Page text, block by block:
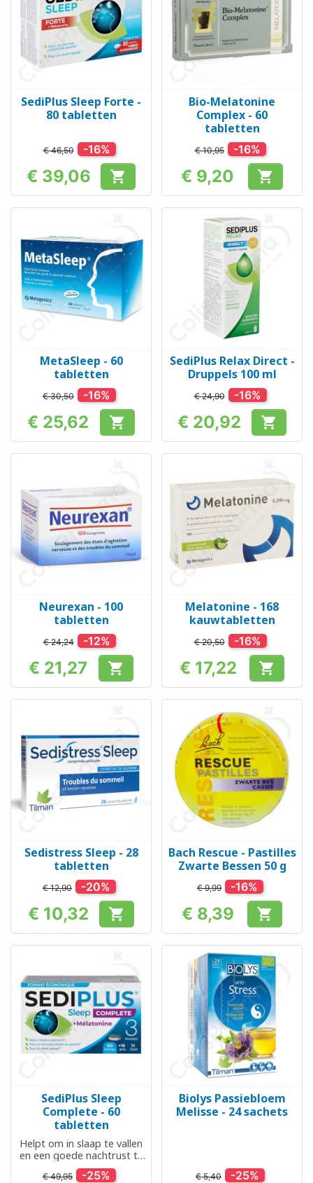
SediPlus Sleep Forte -
80 tabletten
€ 46,50 -16%
Prijs
€ 39,06 
Bio-Melatonine
Complex - 60
tabletten
€ 10,95 -16%
Prijs
€ 9,20 
MetaSleep - 60
tabletten
€ 30,50 -16%
Prijs
€ 25,62 
SediPlus Relax Direct -
Druppels 100 ml
€ 24,90 -16%
Prijs
€ 20,92 
Neurexan - 100
tabletten
€ 24,24 -12%
Prijs
€ 21,27 
Melatonine - 168
kauwtabletten
€ 20,50 -16%
Prijs
€ 17,22 
Sedistress Sleep - 28
tabletten
€ 12,90 -20%
Prijs
€ 10,32 
Bach Rescue - Pastilles
Zwarte Bessen 50 g
€ 9,99 -16%
Prijs
€ 8,39 
SediPlus Sleep
Complete - 60
tabletten
Helpt om in slaap te vallen
en een goede nachtrust te
krijgen
€ 49,95 -25%
Biolys Passiebloem
Melisse - 24 sachets
€ 5,40 -25%